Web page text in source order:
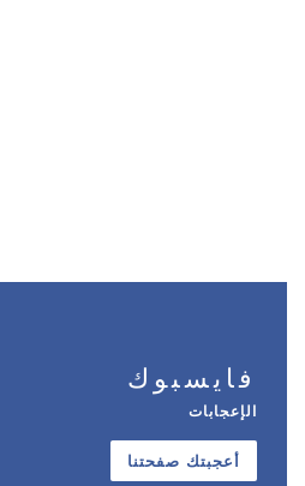
فايسبوك
الإعجابات
أعجبتك صفحتنا